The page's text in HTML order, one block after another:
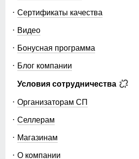
Сертификаты качества
Видео
Бонусная программа
Блог компании
Условия сотрудничества
Организаторам СП
Селлерам
Магазинам
О компании